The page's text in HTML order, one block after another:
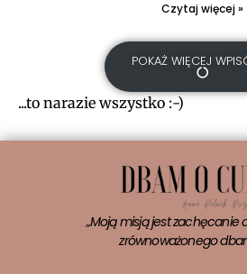
Czytaj więcej »
POKAŻ WIĘCEJ
...to narazie wszystko :-)
„Moją misją jest zachęcanie
zrównoważonego